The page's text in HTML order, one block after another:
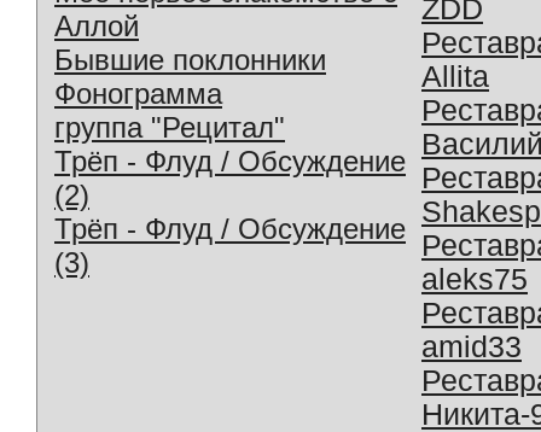
Аллой
Бывшие поклонники
Фонограмма
группа "Рецитал"
Трёп - Флуд / Обсуждение
(2)
Трёп - Флуд / Обсуждение
(3)
ZDD
Allita
aleks75
amid33
Никита-